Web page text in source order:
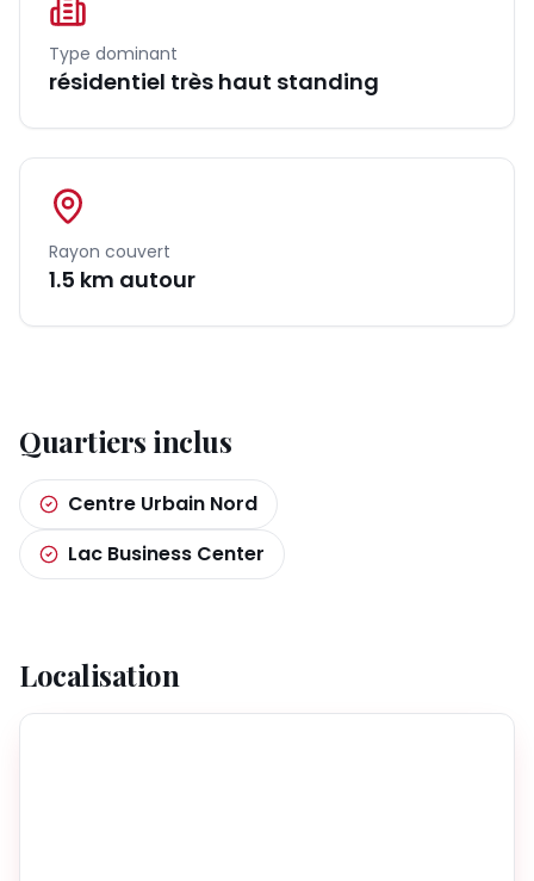
Type dominant
résidentiel très haut standing
Rayon couvert
1.5 km autour
Quartiers inclus
Centre Urbain Nord
Lac Business Center
Localisation